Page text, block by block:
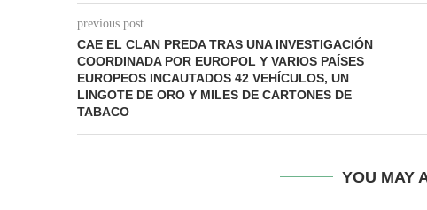
previous post
CAE EL CLAN PREDA TRAS UNA INVESTIGACIÓN
COORDINADA POR EUROPOL Y VARIOS PAÍSES
EUROPEOS INCAUTADOS 42 VEHÍCULOS, UN
LINGOTE DE ORO Y MILES DE CARTONES DE
TABACO
YOU MAY